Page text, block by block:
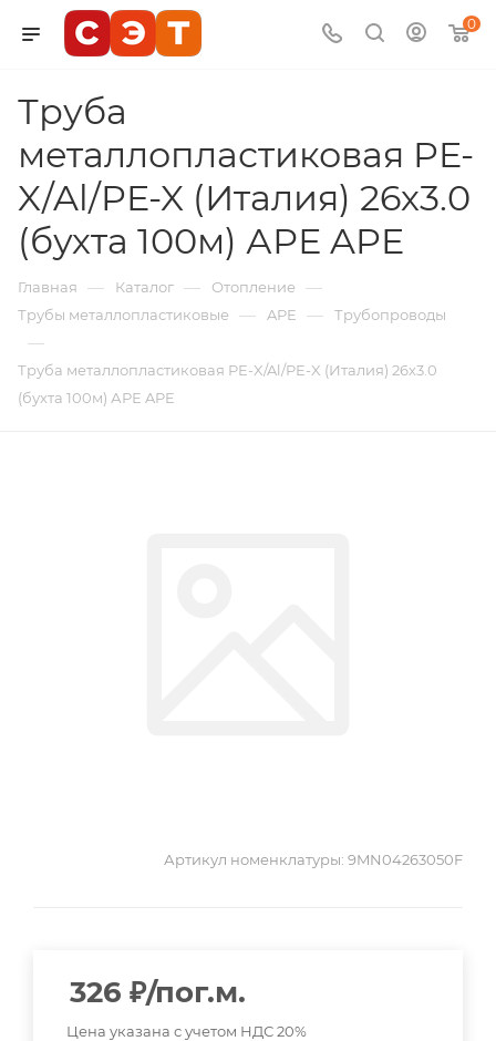
0
Труба
металлопластиковая PE-
X/Al/PE-X (Италия) 26х3.0
(бухта 100м) АРЕ APE
Главная — Каталог — Отопление —
Трубы металлопластиковые — APE — Трубопроводы
—
Труба металлопластиковая PE-X/Al/PE-X (Италия) 26х3.0
(бухта 100м) АРЕ APE
Артикул номенклатуры: 9MN04263050F
326 ₽/пог.м.
Цена указана с учетом НДС 20%